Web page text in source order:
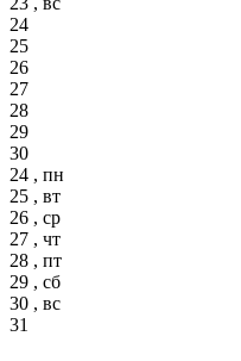
24
25
26
27
28
29
30
24 , пн
25 , вт
26 , ср
27 , чт
28 , пт
29 , сб
30 , вс
31